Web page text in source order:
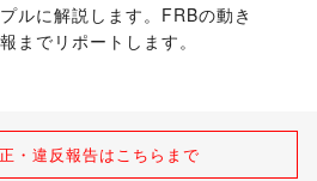
ルに解説します。FRBの動き
までリポートします。
・違反報告はこちらまで